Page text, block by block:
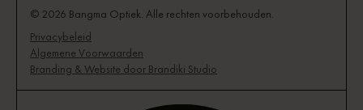
© 2026 Bangma Optiek. Alle rechten voorbehouden.
Privacybeleid
Algemene Voorwaarden
Branding & Website door Brandiki Studio